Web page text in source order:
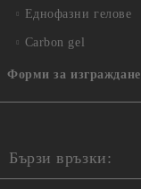
Еднофазни гелове
Carbon gel
Форми за изграждане
Бързи връзки: